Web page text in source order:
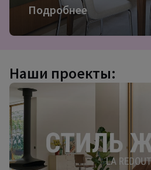
Подробнее
Наши проекты:
Блог
уюте